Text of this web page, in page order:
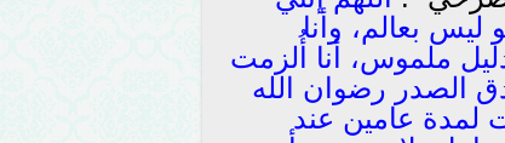
بعالم، وأنا
ملموس، أنا أُلزمت
الصدر رضوان الله
لمدة عامين عند